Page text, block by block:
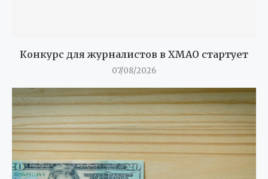
Конкурс для журналистов в ХМАО стартует
07/08/2026